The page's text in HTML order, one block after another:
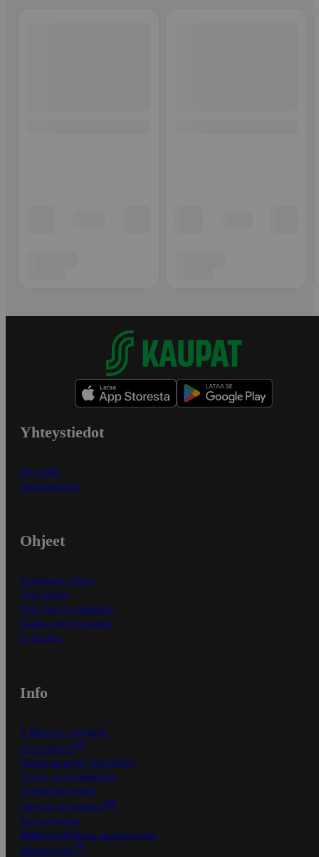
Yhteystiedot
Myymälät
Asiakaspalvelu
Ohjeet
Ensitilaajan ohjeet
Näin maksat
Näin tilaat ja muokkaat
Kaikki ohjeet ja vinkit
In English
Info
S-Business yrityksille
Oiva-raportit
Osuuskauppojen yhteystiedot
Tilaus- ja toimitusehdot
Tietosuojakäytäntö
Palvelun käyttöehdot
Saavutettavuus
Mobiilisovelluksen saavutettavuus
Mainostajalle